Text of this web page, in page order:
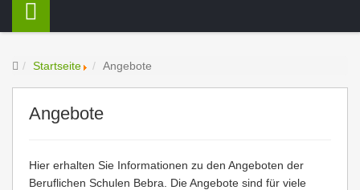
Startseite Angebote
Angebote
Hier erhalten Sie Informationen zu den Angeboten der
Beruflichen Schulen Bebra. Die Angebote sind für viele